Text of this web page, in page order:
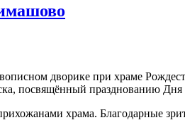
дворике при храме
посвящённый празднованию
храма. Благодарные